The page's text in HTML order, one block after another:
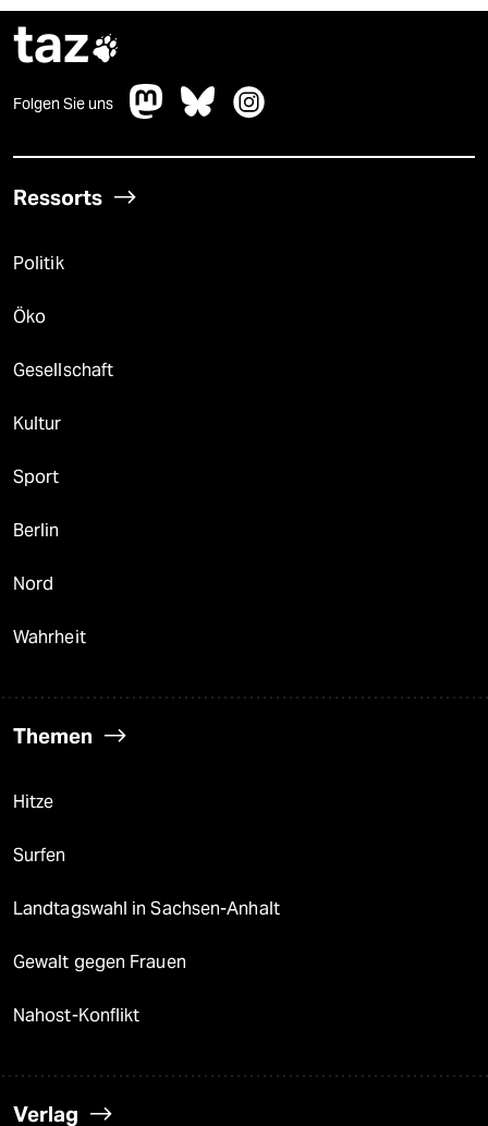
taz
Folgen Sie uns
Ressorts
Politik
Öko
Gesellschaft
Kultur
Sport
Berlin
Nord
Wahrheit
Themen
Hitze
Surfen
Landtagswahl in Sachsen-Anhalt
Gewalt gegen Frauen
Nahost-Konflikt
Verlag